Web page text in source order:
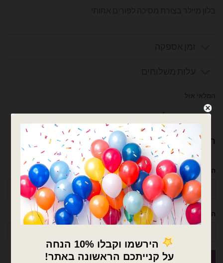
צרפו אותי לרשימת המתנה
רוצה עזרה לארגן אירוע מושלם? נשמח לעזור!
השם שלך
הטלפון שלך